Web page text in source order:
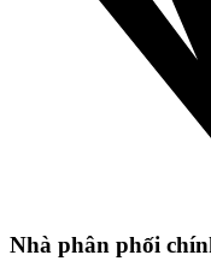
Nhà phân phối